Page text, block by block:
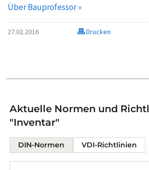
Über Bauprofessor »
27.02.2016 Drucken
Aktuelle Normen und
"Inventar"
DIN-Normen VDI-Richtlinien